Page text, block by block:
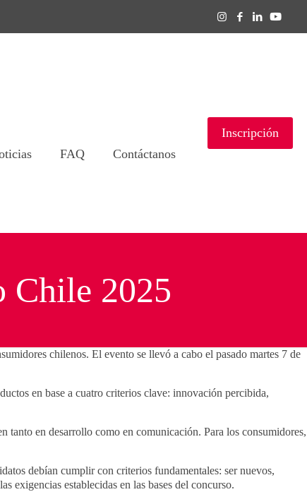
FAQ Contáctanos
Inscripción
Chile 2025
chilenos. El evento se llevó a cabo el pasado martes 7 de
en base a cuatro criterios clave: innovación percibida,
tanto en desarrollo como en comunicación. Para los consumidores,
debían cumplir con criterios fundamentales: ser nuevos,
exigencias establecidas en las bases del concurso.